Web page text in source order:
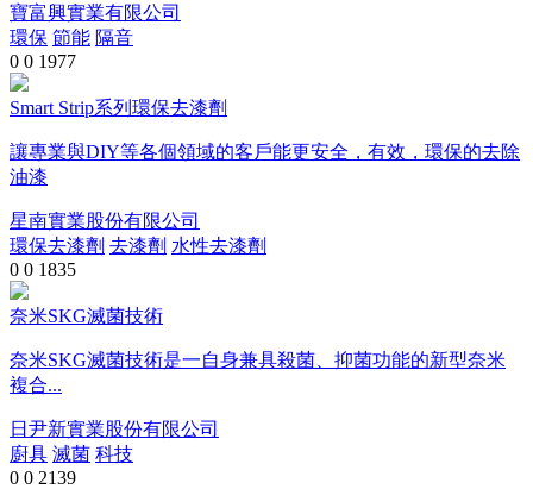
寶富興實業有限公司
環保 節能 隔音
0 0 1977
Smart Strip系列環保去漆劑
讓專業與DIY等各個領域的客戶能更安全，有效，環保的去除
油漆
星南實業股份有限公司
環保去漆劑 去漆劑 水性去漆劑
0 0 1835
奈米SKG滅菌技術
奈米SKG滅菌技術是一自身兼具殺菌、抑菌功能的新型奈米
複合...
日尹新實業股份有限公司
廚具 滅菌 科技
0 0 2139